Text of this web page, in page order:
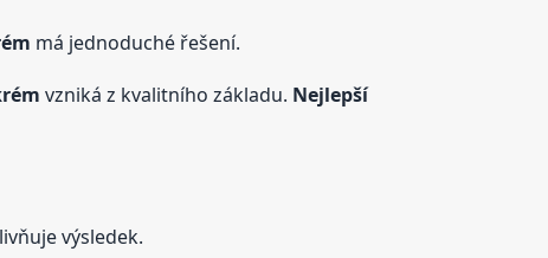
má jednoduché řešení.
vzniká z kvalitního základu. Nejlepší
výsledek.